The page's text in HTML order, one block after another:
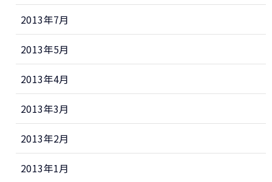
2013年7月
2013年5月
2013年4月
2013年3月
2013年2月
2013年1月